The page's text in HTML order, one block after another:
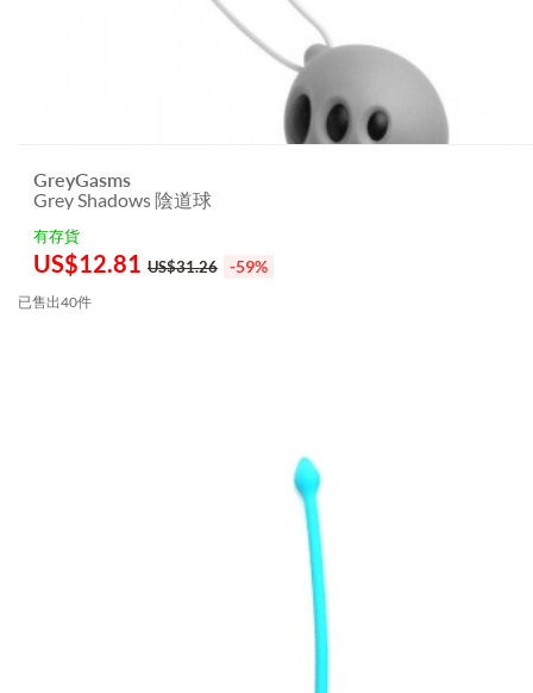
GreyGasms
Grey Shadows 陰道球
有存貨
US$12.81 US$31.26 -59%
已售出40件